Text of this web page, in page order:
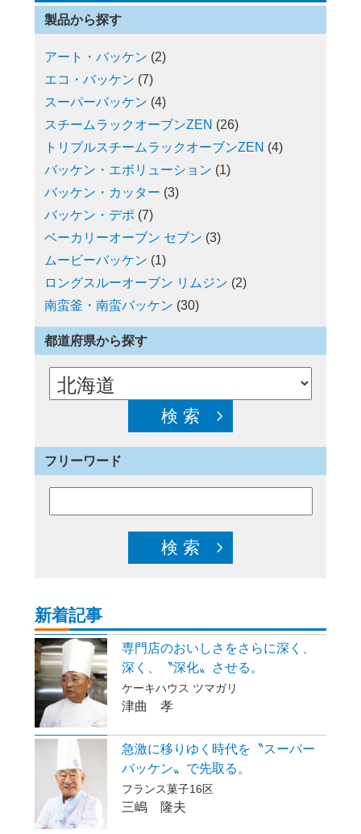
製品から探す
アート・バッケン (2)
エコ・バッケン (7)
スーパーバッケン (4)
スチームラックオーブンZEN (26)
トリプルスチームラックオーブンZEN (4)
バッケン・エボリューション (1)
バッケン・カッター (3)
バッケン・デポ (7)
ベーカリーオーブン セブン (3)
ムービーバッケン (1)
ロングスルーオーブン リムジン (2)
南蛮釜・南蛮バッケン (30)
都道府県から探す
フリーワード
新着記事
専門店のおいしさをさらに深く、
深く、〝深化〟させる。
ケーキハウス ツマガリ
津曲 孝
急激に移りゆく時代を〝スーパー
バッケン〟で先取る。
フランス菓子16区
三嶋 隆夫